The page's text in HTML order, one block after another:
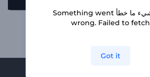
افتتاحية جسيمات لهب لامعة
يوجد شيء ما خطأ Something went
wrong. Failed to fetch
Got it